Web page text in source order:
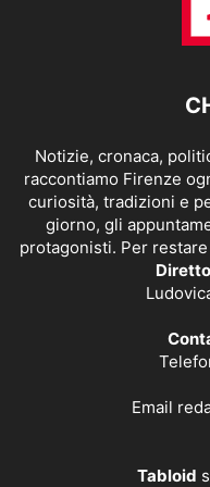
Notizie, cronaca,
raccontiamo Firenze
curiosità, tradizioni e
giorno, gli
protagonisti. Per
Email
Tabloid